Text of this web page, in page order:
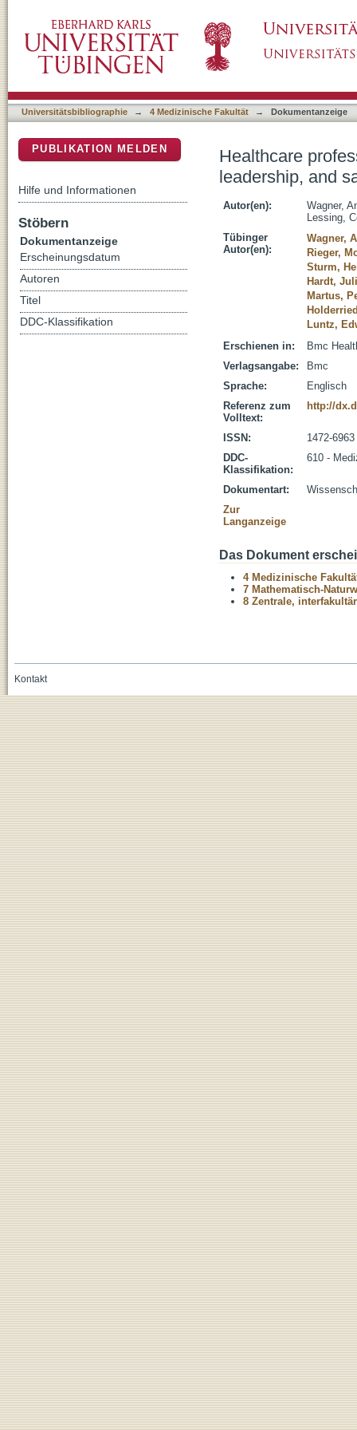
cross-sectional study
Universitätsbibliographie → 4 Medizinische Fakultät → Dokumentanzeige
Healthcare
leadership, and
Autor(en):
Wagner,
Lessing,
Tübinger
Autor(en):
Wagner,
Rieger,
Sturm,
Hardt,
Martus,
Luntz,
Erschienen in:
Bmc
Verlagsangabe:
Bmc
Sprache:
Englisch
Referenz zum
Volltext:
http://
ISSN:
1472-6963
DDC-
Klassifikation:
610 -
Dokumentart:
Zur
Langanzeige
Das Dokument
4 Medizinische
7 Mathematisch-
8 Zentrale,
PUBLIKATION MELDEN
Hilfe und Informationen
Stöbern
Dokumentanzeige
Erscheinungsdatum
Autoren
Titel
DDC-Klassifikation
Kontakt